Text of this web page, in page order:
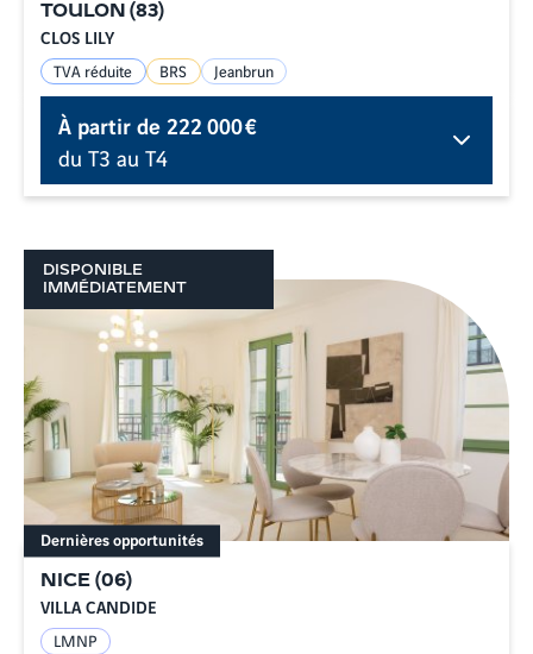
TOULON (83)
CLOS LILY
TVA réduite BRS Jeanbrun
À partir de222 000 €
du T3 au T4
DISPONIBLE
IMMÉDIATEMENT
NICE (06)
VILLA CANDIDE
Dernières opportunités
LMNP